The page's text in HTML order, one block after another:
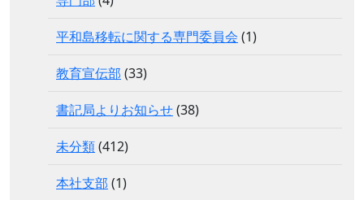
平和島移転に関する専門委員会 (1)
教育宣伝部 (33)
書記局よりお知らせ(38)
未分類(412)
本社支部 (1)